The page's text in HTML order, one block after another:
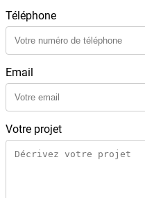
Téléphone
Email
Votre projet